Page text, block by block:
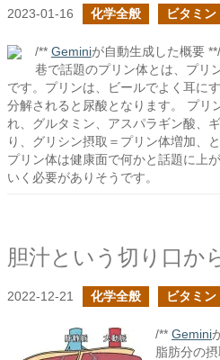
2023-01-16 化学全般 ビタミ
/** Geminiが自動生成した概要 **/
巷で話題のプリン体とは、プリ
です。プリンは、ビールでよく耳に
分解されると尿酸となります。 プリ
れ、グルタミン、アスパラギン酸、
り、グリシン摂取＝プリン体増加、
プリン体は健康面で何かと話題に上
いく必要がありそうです。
2022-12-21 化学全般 ビタミ
/** Gemini
脂肪分の